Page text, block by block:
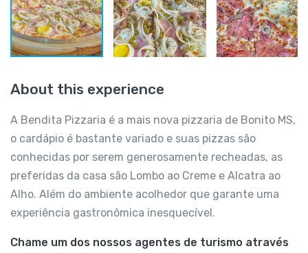
About this experience
A Bendita Pizzaria é a mais nova pizzaria de Bonito MS,
o cardápio é bastante variado e suas pizzas são
conhecidas por serem generosamente recheadas, as
preferidas da casa são Lombo ao Creme e Alcatra ao
Alho. Além do ambiente acolhedor que garante uma
experiência gastronômica inesquecível.
Chame um dos nossos agentes de turismo através